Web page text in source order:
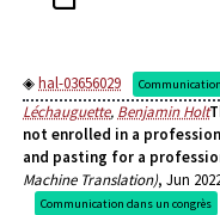
hal-03656029
Léchauguette, Benjamin Holt
not enrolled in a
and pasting for a
Machine Translation), Jun
Communication dans un congrès